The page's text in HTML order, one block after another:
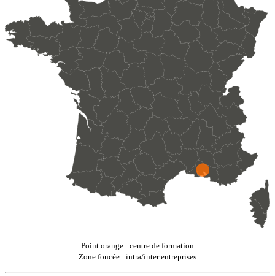
Point orange : centre de formation
Zone foncée : intra/inter entreprises